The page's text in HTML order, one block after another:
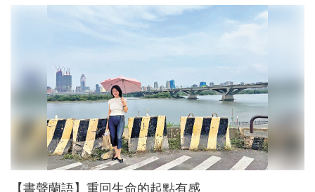
【書聲蘭語】重回生命的起點有感